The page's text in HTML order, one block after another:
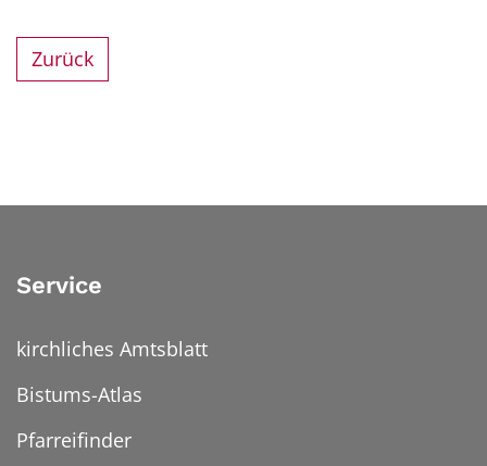
Zurück
Service
kirchliches Amtsblatt
Bistums-Atlas
Pfarreifinder